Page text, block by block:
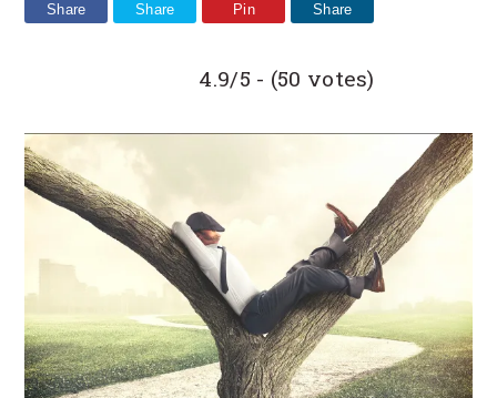
Share Share Pin Share
4.9/5 - (50 votes)